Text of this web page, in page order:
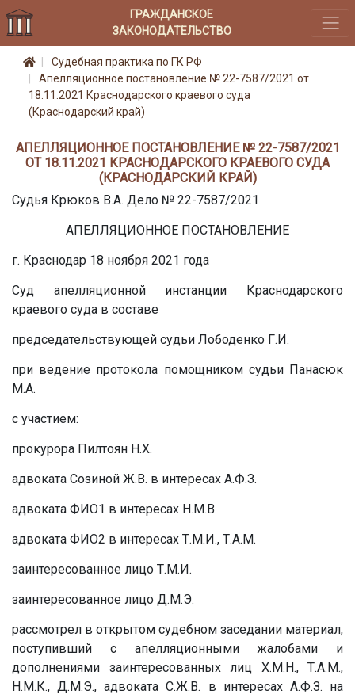
ГРАЖДАНСКОЕ
ЗАКОНОДАТЕЛЬСТВО
Судебная практика по ГК РФ
Апелляционное постановление № 22-7587/2021 от
18.11.2021 Краснодарского краевого суда
(Краснодарский край)
АПЕЛЛЯЦИОННОЕ ПОСТАНОВЛЕНИЕ № 22-7587/2021
ОТ 18.11.2021 КРАСНОДАРСКОГО КРАЕВОГО СУДА
(КРАСНОДАРСКИЙ КРАЙ)
Судья Крюков В.А. Дело № 22-7587/2021
АПЕЛЛЯЦИОННОЕ ПОСТАНОВЛЕНИЕ
г. Краснодар 18 ноября 2021 года
Суд апелляционной инстанции Краснодарского
краевого суда в составе
председательствующей судьи Лободенко Г.И.
при ведение протокола помощником судьи Панасюк
М.А.
с участием:
прокурора Пилтоян Н.Х.
адвоката Созиной Ж.В. в интересах А.Ф.З.
адвоката ФИО1 в интересах Н.М.В.
адвоката ФИО2 в интересах Т.М.И., Т.А.М.
заинтересованное лицо Т.М.И.
заинтересованное лицо Д.М.Э.
рассмотрел в открытом судебном заседании материал,
поступивший с апелляционными жалобами и
дополнениями заинтересованных лиц Х.М.Н., Т.А.М.,
Н.М.К., Д.М.Э., адвокатаС.Ж.В. в интересах А.Ф.З. на